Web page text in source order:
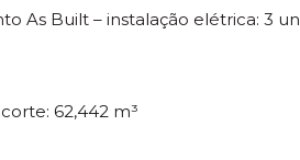
As Built – instalação elétrica: 3 un
62,442 m³